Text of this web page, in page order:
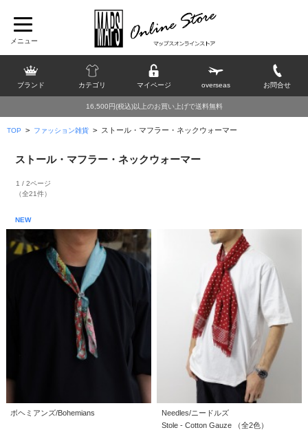
ブランド カテゴリ マイページ overseas お問合せ
16,500円(税込)以上のお買い上げで送料無料
TOP > ファッション雑貨 > ストール・マフラー・ネックウォーマー
ストール・マフラー・ネックウォーマー
1 / 2ページ
（全21件）
NEW
ボヘミアンズ/Bohemians
Needles/ニードルズ
Stole - Cotton Gauze （全2色）